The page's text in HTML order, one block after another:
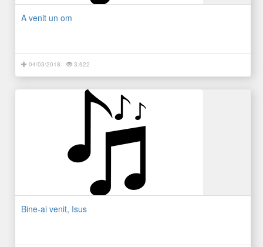
A venit un om
04/03/2018 3.622
Bine-ai venit, Isus